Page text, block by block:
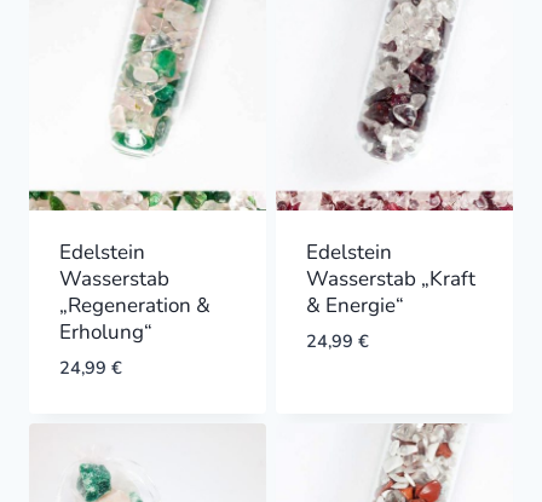
Edelstein
Wasserstab
„Regeneration &
Erholung“
24,99 €
Edelstein
Wasserstab „Kraft
& Energie“
24,99 €